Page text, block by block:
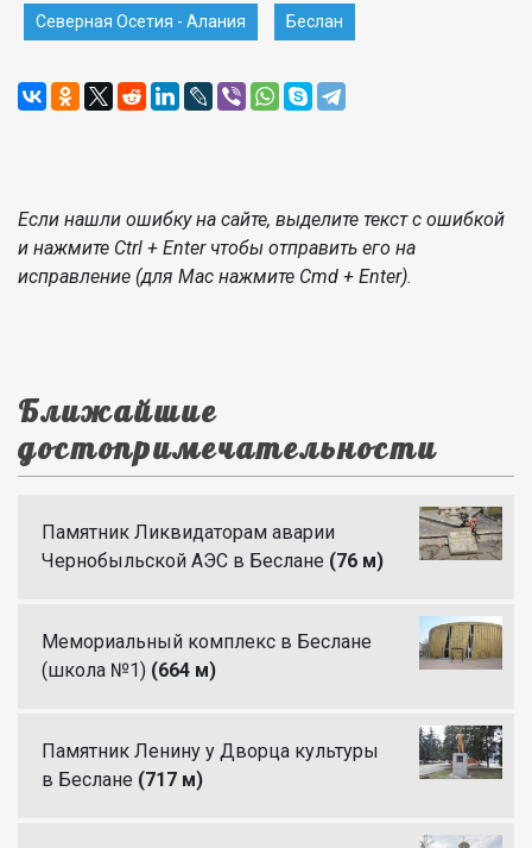
Северная Осетия - Алания Беслан
Если нашли ошибку на сайте, выделите текст с ошибкой
и нажмите Ctrl + Enter чтобы отправить его на
исправление (для Mac нажмите Cmd + Enter).
Ближайшие
достопримечательности
Памятник Ликвидаторам аварии
Чернобыльской АЭС в Беслане (76 м)
Мемориальный комплекс в Беслане
(школа №1) (664 м)
Памятник Ленину у Дворца культуры
в Беслане (717 м)